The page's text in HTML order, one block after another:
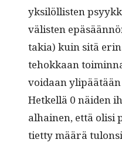
yksilöl­lis­ten
välis­ten
takia) kuin sitä
tehokkaan
voidaan
Het­kel­lä 0 näi­den
alhainen, että olisi
tiet­ty määrä